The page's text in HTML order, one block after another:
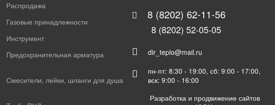
Распродажа
Газовые принадлежности
Инструмент
Предохранительная арматура
Смесители, лейки, шланги для душа
8 (8202) 62-11-56
8 (8202) 52-05-05
dir_teplo@mail.ru
пн-пт: 8:30 - 19:00, сб: 9:00 - 17:00,
вск: 9:00 - 16:00
Разработка и продвижение сайтов